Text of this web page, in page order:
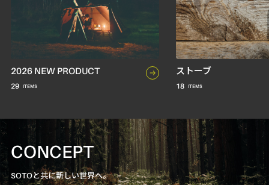
2026 NEW PRODUCT
29
ストーブ
18
CONCEPT
SOTOと共に新しい世界へ。